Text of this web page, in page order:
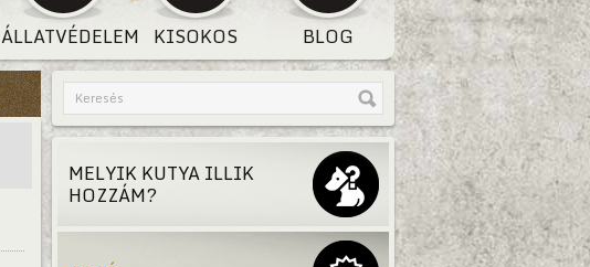
ÁLLATVÉDELEM KISOKOS BLOG
MELYIK KUTYA ILLIK
HOZZÁM?